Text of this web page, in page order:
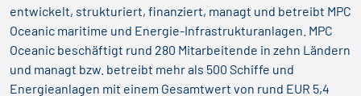
entwickelt, strukturiert, finanziert, managt und betreibt MPC
Oceanic maritime und Energie-Infrastrukturanlagen. MPC
Oceanic beschäftigt rund 280 Mitarbeitende in zehn Ländern
und managt bzw. betreibt mehr als 500 Schiffe und
Energieanlagen mit einem Gesamtwert von rund EUR 5,4